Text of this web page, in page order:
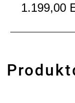
1.199,00